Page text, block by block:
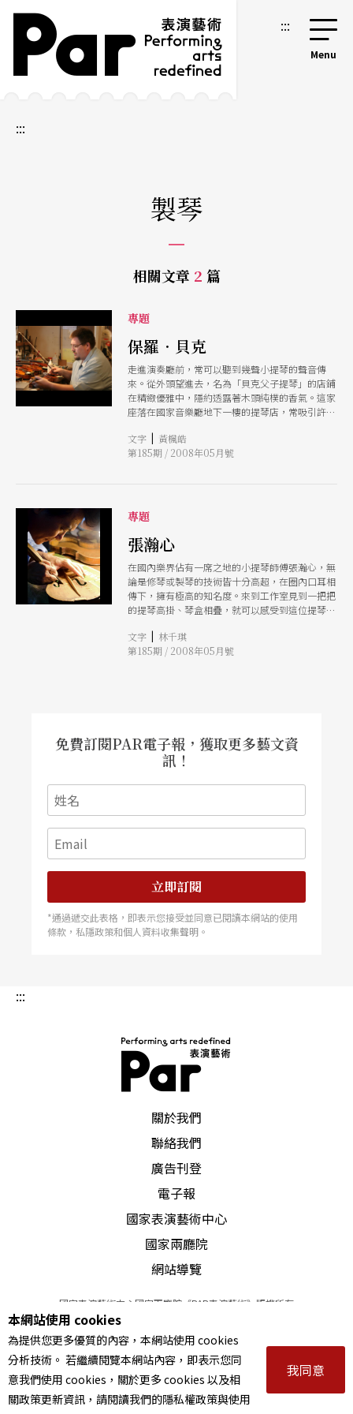
跳到主要內容區塊
網站導覽 :::
:::
製琴
相關文章 2 篇
專題
保羅．貝克
走進演奏廳前，常可以聽到幾聲小提琴的聲音傳
來。從外頭望進去，名為「貝克父子提琴」的店鋪
在精緻優雅中，隱約透露著木頭純樸的香氣。這家
座落在國家音樂廳地下一樓的提琴店，常吸引許多
我們帶領觀眾，解開這角落的謎。
文字 | 黃楓皓
第185期 / 2008年05月號
專題
張瀚心
在國內樂界佔有一席之地的小提琴師傅張瀚心，無
論是修琴或製琴的技術皆十分高超，在圈內口耳相
傳下，擁有極高的知名度。來到工作室見到一把把
的提琴高掛、琴盒相疊，就可以感受到這位提琴醫
非凡，永遠為著生病的提琴，敞開大門。
文字 | 林千琪
第185期 / 2008年05月號
免費訂閱PAR電子報，獲取更多藝文資
訊！
立即訂閱
*通過遞交此表格，即表示您接受並同意已閱讀本網站的使用
條款，私隱政策和個人資料收集聲明。
:::
關於我們
聯絡我們
廣告刊登
電子報
國家表演藝術中心
國家兩廳院
網站導覽
國家表演藝術中心國家兩廳院《PAR表演藝術》版權所有
© 2022Performing arts redefined. All Rights Reserved
統一編號 Tax Id number 00973926
本站所提供相關演出資訊，如有異動應以主辦單位公告為準。
服務條款｜隱私權聲明｜著作權聲明
本網站使用 cookies
為提供您更多優質的內容，本網站使用 cookies
分析技術。 若繼續閱覽本網站內容，即表示您同
意我們使用 cookies，關於更多 cookies 以及相
關政策更新資訊，請閱讀我們的隱私權政策與使用
我同意